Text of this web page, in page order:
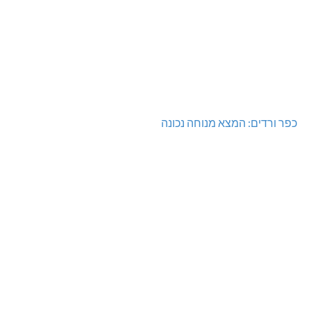
כפר ורדים: המצא מנוחה נכונה